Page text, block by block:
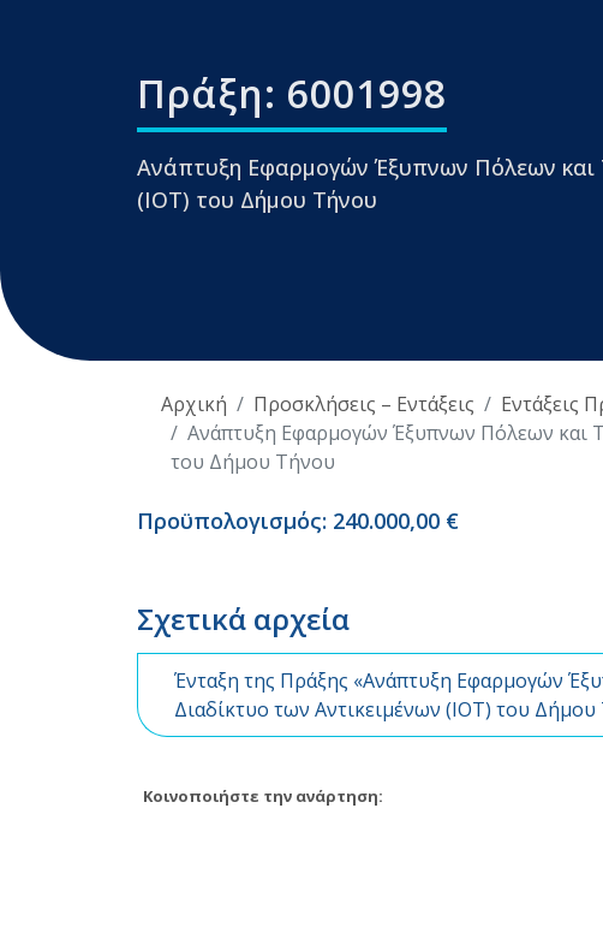
Πράξη: 6001998
Ανάπτυξη Εφαρμογών Έξυπνων Πόλεων και
(ΙΟΤ) του Δήμου Τήνου
Αρχική Προσκλήσεις – Εντάξεις Εντάξεις
Ανάπτυξη Εφαρμογών Έξυπνων Πόλεων και
του Δήμου Τήνου
Προϋπολογισμός: 240.000,00 €
Σχετικά αρχεία
Ένταξη της Πράξης «Ανάπτυξη Εφαρμογών
Διαδίκτυο των Αντικειμένων (ΙΟΤ) του
Κοινοποιήστε την ανάρτηση: